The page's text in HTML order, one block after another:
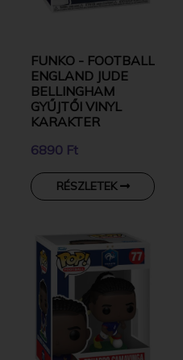
FUNKO - FOOTBALL
ENGLAND JUDE
BELLINGHAM
GYŰJTŐI VINYL
KARAKTER
6890 Ft
RÉSZLETEK